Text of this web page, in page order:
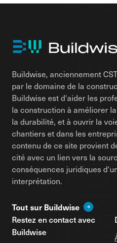
Buildwise, anciennement
par le domaine de la
Buildwise est d'aider les
la construction à améliorer
la durabilité, et à ouvrir la
chantiers et dans les
contenu de ce site provient
cité avec un lien vers la
conséquences juridiques
interprétation.
Tout sur Buildwise
Restez en contact avec
Buildwise